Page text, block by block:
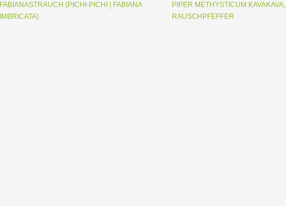
FABIANASTRAUCH (PICHI-PICHI | FABIANA
IMBRICATA)
PIPER METHYSTICUM KAVAKAVA,
RAUSCHPFEFFER